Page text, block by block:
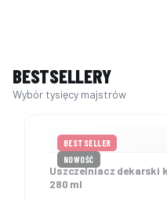
BESTSELLERY
BESTSELLER
NOWOŚĆ
Uszczelniacz dekarski
280 ml